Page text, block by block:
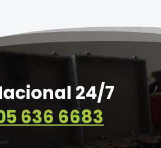
24/7
636 6683